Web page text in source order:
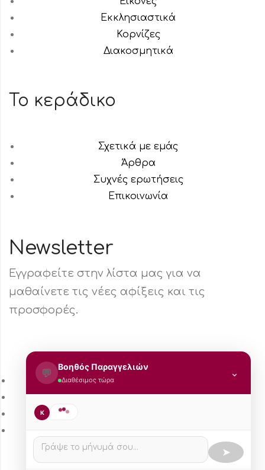
Εκκλησιαστικά
Κορνίζες
Διακοσμητικά
Το κεράδικο
Σχετικά με εμάς
Άρθρα
Συχνές ερωτήσεις
Επικοινωνία
Newsletter
Εγγραφείτε στην λίστα μας για να
μαθαίνετε τις νέες αφίξεις και τις
προσφορές.
Τρόπος Πληρωμής
Τρόποι Αποστολής
💬 Βοηθός Παραγγελιών
Διαθέσιμος τώρα
⌄
K
➤